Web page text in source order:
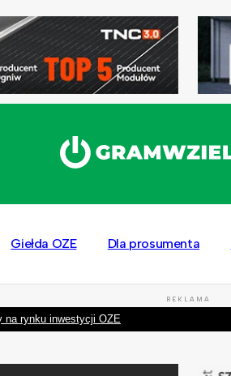
Giełda OZE Dla prosumenta
REKLAMA
na rynku inwestycji OZE